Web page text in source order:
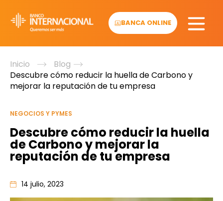
content
BANCA ONLINE
Inicio
Blog
Descubre cómo reducir la huella de Carbono y
mejorar la reputación de tu empresa
NEGOCIOS Y PYMES
Descubre cómo reducir la huella
de Carbono y mejorar la
reputación de tu empresa
14 julio, 2023